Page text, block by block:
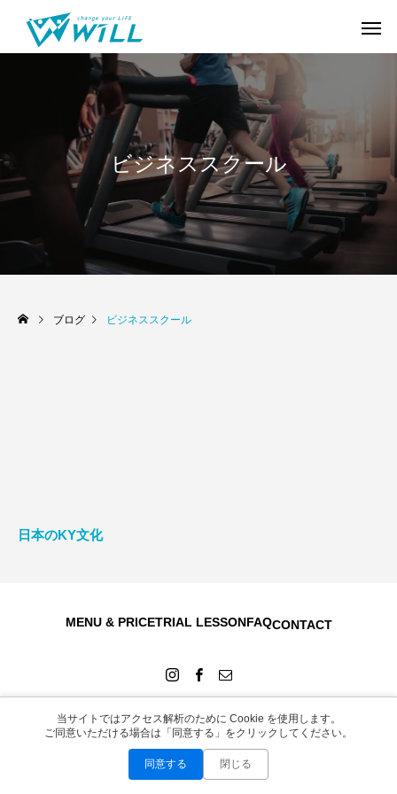
ビジネススクール
ブログ ビジネススクール
日本のKY文化
MENU & PRICETRIAL LESSONFAQCONTACT
Copyright © 2026
LINEで無料相談 Instagram
当サイトではアクセス解析のために Cookie を使用します。
ご同意いただける場合は「同意する」をクリックしてください。
同意する 閉じる